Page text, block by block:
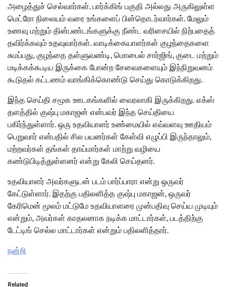
அழைத்துச் செல்வார்கள். பார்க்கிங் பகுதி அல்லது அருகிலுள்ள
மெட்ரோ நிலையம் வரை உங்களைப் பின்தொடர்வார்கள். மேலும்
உணவு மற்றும் தின்பண்டங்களுக்கு நீண்ட வரிசையில் நிற்பதைத்
தவிர்க்கவும் உதவுவார்கள். வாடிக்கையாளர்கள் குழந்தைகளை
சுமப்பது, குழந்தை தள்ளுவண்டி, மொபைல் சார்ஜிங், குடை மற்றும்
மடிக்கக்கூடிய இருக்கை போன்ற சேவைகளையும் இந்நிறுவனம்
கூடுதல் கட்டணம் வாங்கிக்கொண்டு செய்து கொடுக்கிறது.
இந்த செய்தி சமூக ஊடகங்களில் வைரலாகி இருக்கிறது. எக்ஸ்
தளத்தில் குஷ்பு மகாஜன் என்பவர் இந்த செய்தியை
பகிர்ந்துள்ளார். ஒரு உதவியாளர் உண்மையில் எவ்வளவு ஊதியம்
பெறுவார் என்பதில் சில பயனர்கள் கேள்வி எழுப்பி இருந்தாலும்,
மற்றவர்கள் தங்கள் தாய்மார்கள் மாற்று வழியை
கண்டுபிடித்துள்ளனர் என்று கேலி செய்தனர்.
உதவியாளர் அவர்களுடன் படம் பார்ப்பாரா என்று ஒருவர்
கேட்டுள்ளார். இதற்கு பதிலளித்த குஷ்பு மகாஜன், ஒருவர்
கேரிமென் மூலம் மட்டுமே உதவியாளரை முன்பதிவு செய்ய முடியும்
என்றும், அவர்கள் காதலனாக நடிக்க மாட்டார்கள், படத்திற்கு
டேட்டிங் செல்ல மாட்டார்கள் என்றும் பதிலளித்தார்.
நன்றி
Related